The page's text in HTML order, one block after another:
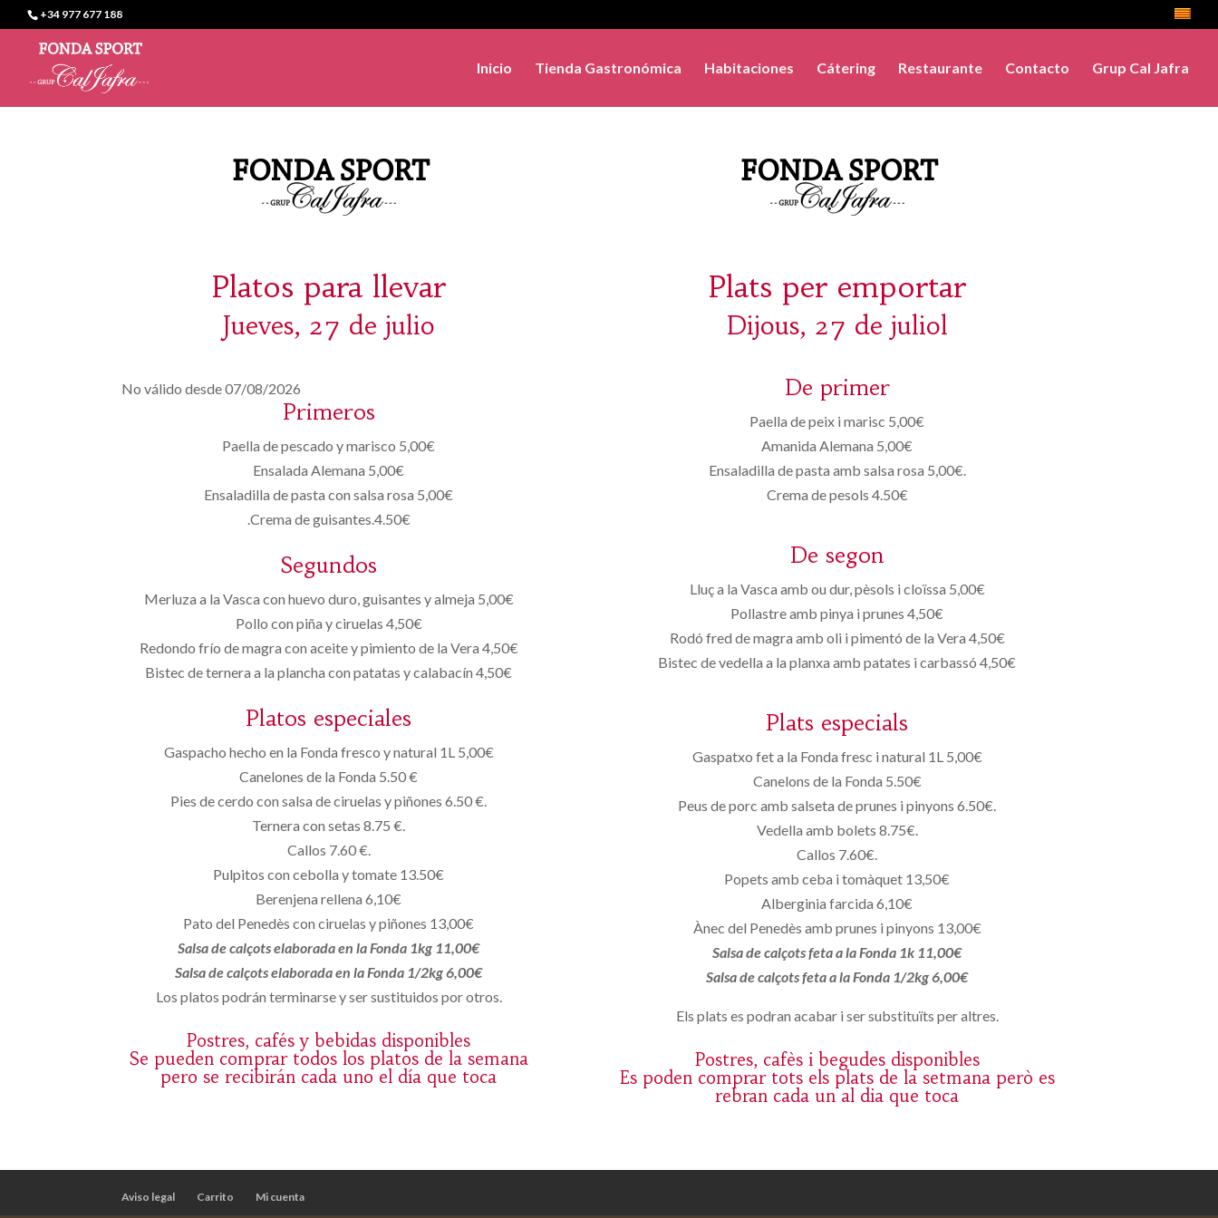
+34 977 677 188
Inicio Tienda Gastronómica Habitaciones Cátering Restaurante Contacto Grup Cal Jafra
Platos para llevar
Jueves, 27 de julio
No válido desde 07/08/2026
Primeros
Paella de pescado y marisco 5,00€
Ensalada Alemana 5,00€
Ensaladilla de pasta con salsa rosa 5,00€
.Crema de guisantes.4.50€
Segundos
Merluza a la Vasca con huevo duro, guisantes y almeja 5,00€
Pollo con piña y ciruelas 4,50€
Redondo frío de magra con aceite y pimiento de la Vera 4,50€
Bistec de ternera a la plancha con patatas y calabacín 4,50€
Platos especiales
Gaspacho hecho en la Fonda fresco y natural 1L 5,00€
Canelones de la Fonda 5.50 €
Pies de cerdo con salsa de ciruelas y piñones 6.50 €.
Ternera con setas 8.75 €.
Callos 7.60 €.
Pulpitos con cebolla y tomate 13.50€
Berenjena rellena 6,10€
Pato del Penedès con ciruelas y piñones 13,00€
Salsa de calçots elaborada en la Fonda 1kg 11,00€
Salsa de calçots elaborada en la Fonda 1/2kg 6,00€
Los platos podrán terminarse y ser sustituidos por otros.
Postres, cafés y bebidas disponibles
Se pueden comprar todos los platos de la semana
pero se recibirán cada uno el día que toca
Plats per emportar
Dijous, 27 de juliol
De primer
Paella de peix i marisc 5,00€
Amanida Alemana 5,00€
Ensaladilla de pasta amb salsa rosa 5,00€.
Crema de pesols 4.50€
De segon
Lluç a la Vasca amb ou dur, pèsols i cloïssa 5,00€
Pollastre amb pinya i prunes 4,50€
Rodó fred de magra amb oli i pimentó de la Vera 4,50€
Bistec de vedella a la planxa amb patates i carbassó 4,50€
Plats especials
Gaspatxo fet a la Fonda fresc i natural 1L 5,00€
Canelons de la Fonda 5.50€
Peus de porc amb salseta de prunes i pinyons 6.50€.
Vedella amb bolets 8.75€.
Callos 7.60€.
Popets amb ceba i tomàquet 13,50€
Alberginia farcida 6,10€
Ànec del Penedès amb prunes i pinyons 13,00€
Salsa de calçots feta a la Fonda 1k 11,00€
Salsa de calçots feta a la Fonda 1/2kg 6,00€
Els plats es podran acabar i ser substituïts per altres.
Postres, cafès i begudes disponibles
Es poden comprar tots els plats de la setmana però es
rebran cada un al dia que toca
Aviso legal Carrito Mi cuenta